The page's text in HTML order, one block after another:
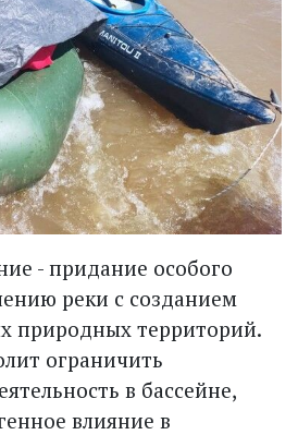
- придание особого
реки с созданием
природных территорий.
ограничить
в бассейне,
влияние в